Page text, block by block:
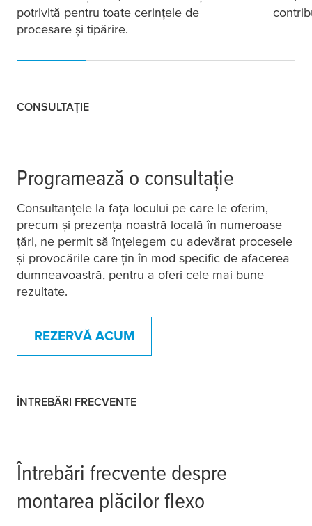
potrivită pentru toate cerințele de
procesare și tipărire.
CONSULTAȚIE
Programează o consultație
Consultanțele la fața locului pe care le oferim,
precum și prezența noastră locală în numeroase
țări, ne permit să înțelegem cu adevărat procesele
și provocările care țin în mod specific de afacerea
dumneavoastră, pentru a oferi cele mai bune
rezultate.
REZERVĂ ACUM
ÎNTREBĂRI FRECVENTE
Întrebări frecvente despre
montarea plăcilor flexo